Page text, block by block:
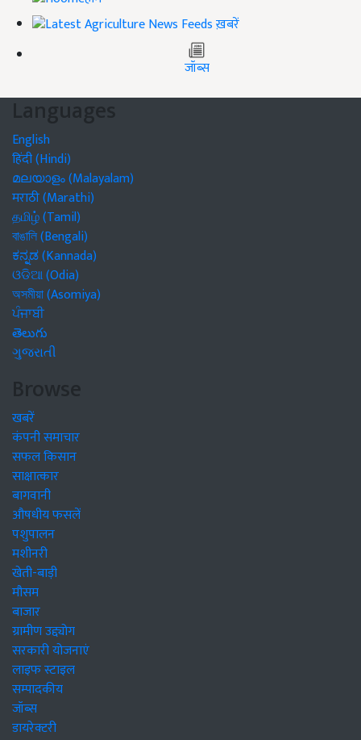
ख़बरें
जॉब्स
Languages
English
हिंदी (Hindi)
മലയാളം (Malayalam)
मराठी (Marathi)
தமிழ் (Tamil)
বাঙালি (Bengali)
ಕನ್ನಡ (Kannada)
ଓଡିଆ (Odia)
অসমীয়া (Asomiya)
ਪੰਜਾਬੀ
తెలుగు
ગુજરાતી
Browse
खबरें
कंपनी समाचार
सफल किसान
साक्षात्कार
बागवानी
औषधीय फसलें
पशुपालन
मशीनरी
खेती-बाड़ी
मौसम
बाजार
ग्रामीण उद्द्योग
सरकारी योजनाएं
लाइफ स्टाइल
सम्पादकीय
जॉब्स
डायरेक्टरी